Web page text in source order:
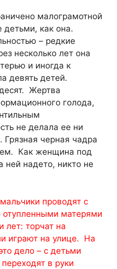
малограмотной
как она.
– редкие
несколько лет она
и иногда к
девять детей.
Жертва
голода,
не делала ее ни
черная чадра
Как женщина под
ней надето, никто не
проводят с
отупленными матерями
лет: торчат на
играют на улице. На
дело – с детьми
в руки